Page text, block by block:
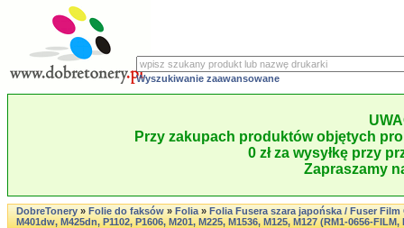
Wyszukiwanie zaawansowane
Przy zakupach produktów objętych
0 zł za wysyłkę przy
Zapraszamy
DobreTonery»Folie do faksów»Folia»Folia Fusera szara japońska / Fuser Film
M401dw, M425dn, P1102, P1606, M201, M225, M1536, M125, M127 (RM1-0656-